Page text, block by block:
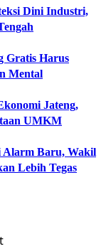
Dini Industri,
Gratis Harus
Mental
Jateng,
UMKM
Alarm Baru, Wakil
Lebih Tegas